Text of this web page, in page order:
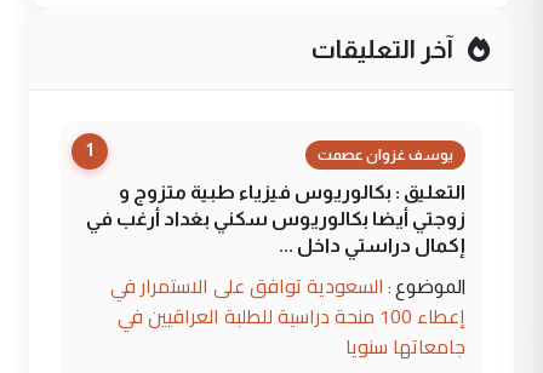
آخر التعليقات
1 يوسف غزوان عصمت
التعليق : بكالوريوس فيزياء طبية متزوج و
زوجتي أيضا بكالوريوس سكني بغداد أرغب في
إكمال دراستي داخل ...
الموضوع : السعودية توافق على الاستمرار في
إعطاء 100 منحة دراسية للطلبة العراقيين في
جامعاتها سنويا